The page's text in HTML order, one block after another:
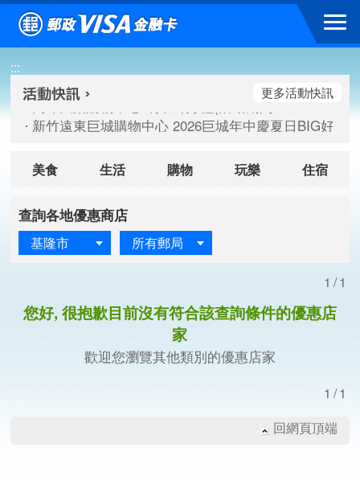
跳到主要內容區塊
:::
高雄大樂購物中心 刷卡郵好禮(活動期間：115/08/07-
臺北三創生活 有點東西第2波 刷卡郵好禮(活動期間：
高雄大樂購物中心 刷卡郵好禮(活動期間：115/08/07-
新竹遠東巨城購物中心 2026巨城年中慶夏日BIG好刷(
更多活動快訊
美食 生活 購物 玩樂 住宿
查詢各地優惠商店
基隆市 所有郵局
1/1
您好, 很抱歉目前沒有符合該查詢條件的優惠店
家
歡迎您瀏覽其他類別的優惠店家
1/1
回網頁頂端